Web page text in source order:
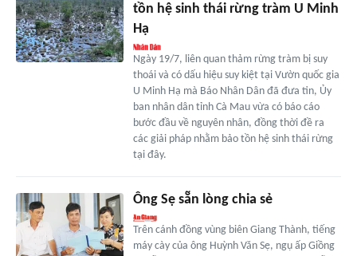
tồn hệ sinh thái rừng tràm U Minh
Hạ
Ngày 19/7, liên quan thảm rừng tràm bị suy
thoái và có dấu hiệu suy kiệt tại Vườn quốc gia
U Minh Hạ mà Báo Nhân Dân đã đưa tin, Ủy
ban nhân dân tỉnh Cà Mau vừa có báo cáo
bước đầu về nguyên nhân, đồng thời đề ra
các giải pháp nhằm bảo tồn hệ sinh thái rừng
tại đây.
Ông Sẹ sẵn lòng chia sẻ
Trên cánh đồng vùng biên Giang Thành, tiếng
máy cày của ông Huỳnh Văn Sẹ, ngụ ấp Giồng